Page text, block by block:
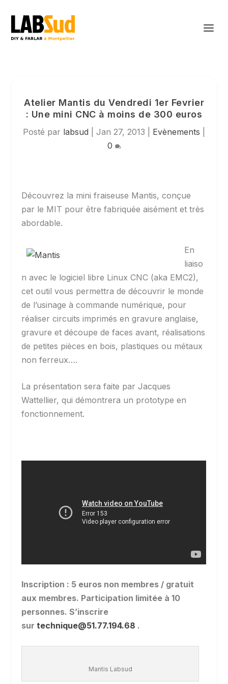
Atelier Mantis du Vendredi 1er Fevrier
: Une mini CNC à moins de 300 euros
Posté par labsud Jan 27, 2013 Evènements
0
Découvrez la mini fraiseuse Mantis, conçue
par le MIT pour être fabriquée aisément et très
abordable.
En
liaiso
n avec le logiciel libre Linux CNC (aka EMC2),
cet outil vous permettra de découvrir le monde
de l’usinage à commande numérique, pour
réaliser circuits imprimés en gravure anglaise,
gravure et découpe de faces avant, réalisations
de petites pièces en bois, plastiques ou métaux
non ferreux….
La présentation sera faite par Jacques
Wattellier, qui démontrera un prototype en
fonctionnement.
Inscription : 5 euros non membres / gratuit
aux membres. Participation limitée à 10
personnes. S’inscrire
surtechnique@51.77.194.68 .
Mantis Labsud